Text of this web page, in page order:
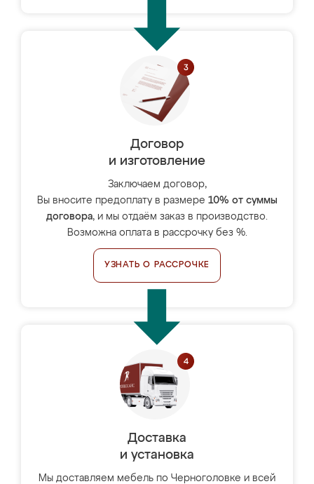
Договор
и изготовление
Заключаем договор,
Вы вносите предоплату в размере 10% от суммы
договора, и мы отдаём заказ в производство.
Возможна оплата в рассрочку без %.
УЗНАТЬ О РАССРОЧКЕ
Доставка
и установка
Мы доставляем мебель по Черноголовке и всей